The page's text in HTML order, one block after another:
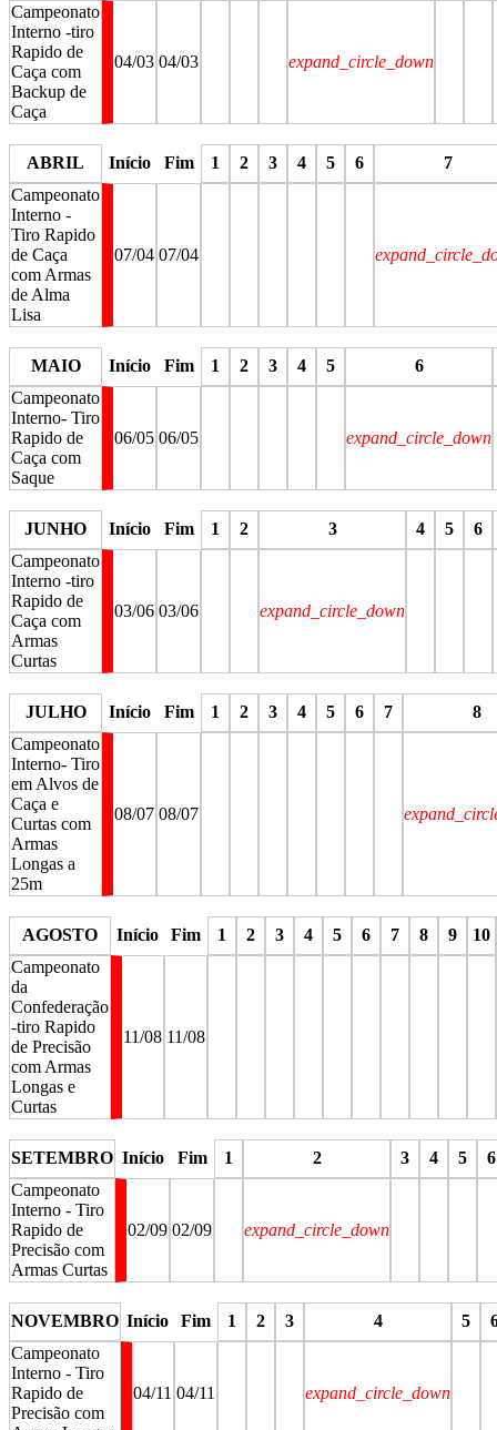
Campeonato
Interno -tiro
Rapido de
Caça com
Backup de
Caça
04/03 04/03 expand_circle_down
ABRIL
Início Fim 1 2 3 4 5 6
7
Campeonato
Interno -
Tiro Rapido
de Caça
com Armas
de Alma
Lisa
07/04 07/04
MAIO
Início Fim 1 2 3 4 5
6
Campeonato
Interno- Tiro
Rapido de
Caça com
Saque
06/05 06/05 expand_circle_down
JUNHO
Início Fim 1 2 3 4 5
6
Campeonato
Interno -tiro
Rapido de
Caça com
Armas
Curtas
03/06 03/06 expand_circle_down
JULHO
Início Fim 1 2 3 4 5 6 7
8
Campeonato
Interno- Tiro
em Alvos de
Caça e
Curtas com
Armas
Longas a
25m
08/07 08/07
AGOSTO
Início Fim 1 2 3 4 5 6 7 8 9
10
Campeonato
da
Confederação
-tiro Rapido
de Precisão
com Armas
Longas e
Curtas
11/08 11/08
SETEMBRO Início Fim 1 2 3 4 5
6
Campeonato
Interno - Tiro
Rapido de
Precisão com
Armas Curtas
02/09 02/09 expand_circle_down
NOVEMBRO Início Fim 1 2 3 4 5
Campeonato
Interno - Tiro
Rapido de
Precisão com
04/11 04/11 expand_circle_down